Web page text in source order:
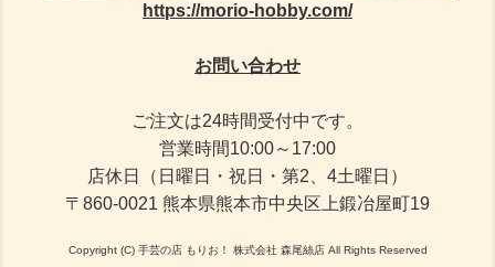
https://morio-hobby.com/
お問い合わせ
ご注文は24時間受付中です。
営業時間10:00～17:00
店休日（日曜日・祝日・第2、4土曜日）
〒860-0021 熊本県熊本市中央区上鍛冶屋町19
Copyright (C) 手芸の店 もりお！ 株式会社 森尾絲店 All Rights Reserved